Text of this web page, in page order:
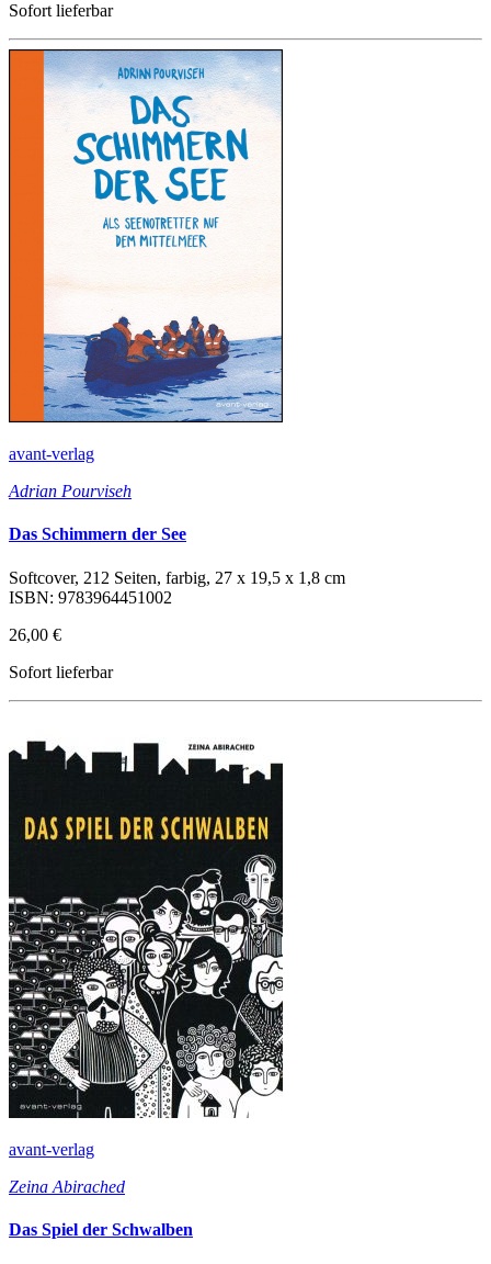
Sofort lieferbar
avant-verlag
Adrian Pourviseh
Das Schimmern der See
Softcover, 212 Seiten, farbig, 27 x 19,5 x 1,8 cm
ISBN: 9783964451002
26,00 €
Sofort lieferbar
avant-verlag
Zeina Abirached
Das Spiel der Schwalben